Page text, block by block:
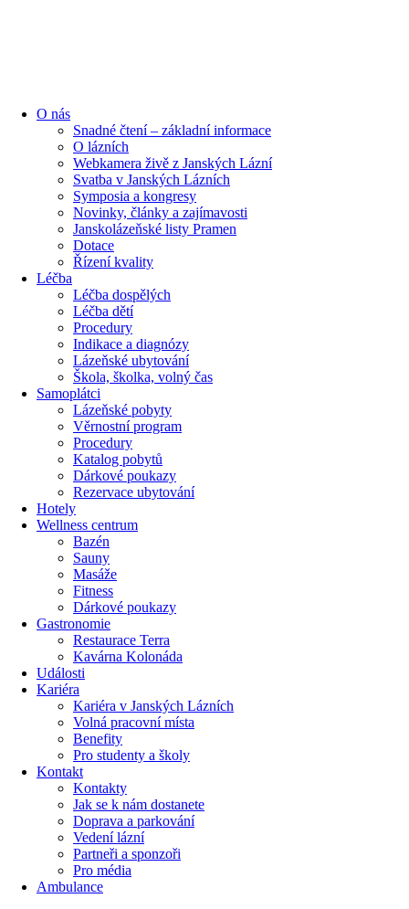
O nás
Snadné čtení – základní informace
O lázních
Webkamera živě z Janských Lázní
Svatba v Janských Lázních
Symposia a kongresy
Novinky, články a zajímavosti
Janskolázeňské listy Pramen
Dotace
Řízení kvality
Léčba
Léčba dospělých
Léčba dětí
Procedury
Indikace a diagnózy
Lázeňské ubytování
Škola, školka, volný čas
Samoplátci
Lázeňské pobyty
Věrnostní program
Procedury
Katalog pobytů
Dárkové poukazy​
Rezervace ubytování
Hotely
Wellness centrum
Bazén
Sauny
Masáže
Fitness
Dárkové poukazy​
Gastronomie
Restaurace Terra
Kavárna Kolonáda
Události
Kariéra
Kariéra v Janských Lázních
Volná pracovní místa
Benefity
Pro studenty a školy
Kontakt
Kontakty
Jak se k nám dostanete
Doprava a parkování
Vedení lázní
Partneři a sponzoři
Pro média
Ambulance